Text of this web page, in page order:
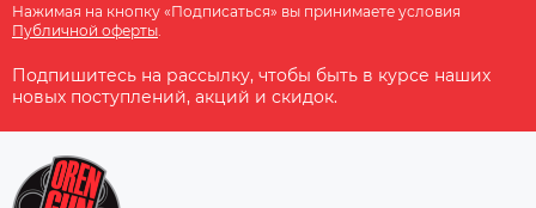
Нажимая на кнопку «Подписаться» вы принимаете условия
Публичной оферты
Подпишитесь на рассылку, чтобы быть в курсе наших
новых поступлений, акций и скидок.